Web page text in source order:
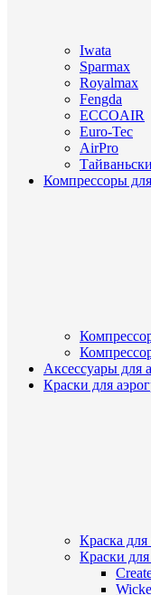
Iwata
Sparmax
Royalmax
Fengda
ECCOAIR
Euro-Tec
AirPro
Компрессоры
Аксессуары для
Краски для
Краска
Краски